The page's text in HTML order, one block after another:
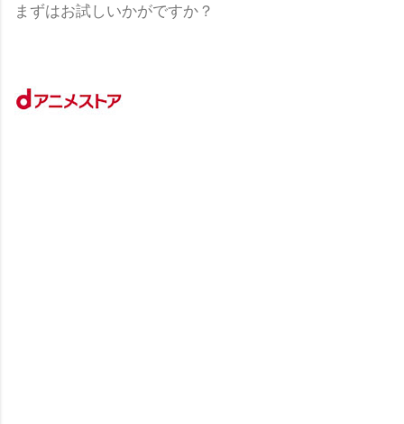
まずはお試しいかがですか？